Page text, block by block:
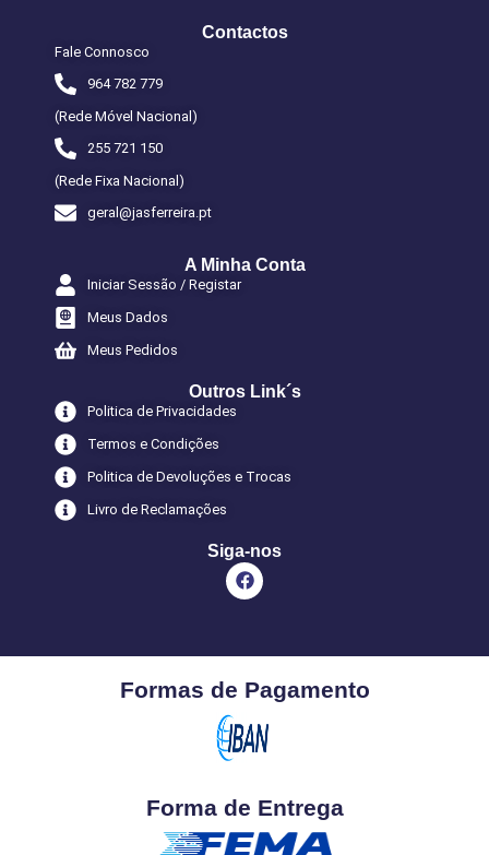
Contactos
Fale Connosco
964 782 779
(Rede Móvel Nacional)
255 721 150
(Rede Fixa Nacional)
geral@jasferreira.pt
A Minha Conta
Iniciar Sessão / Registar
Meus Dados
Meus Pedidos
Outros Link´s
Politica de Privacidades
Termos e Condições
Politica de Devoluções e Trocas
Livro de Reclamações
Siga-nos
Formas de Pagamento
Forma de Entrega